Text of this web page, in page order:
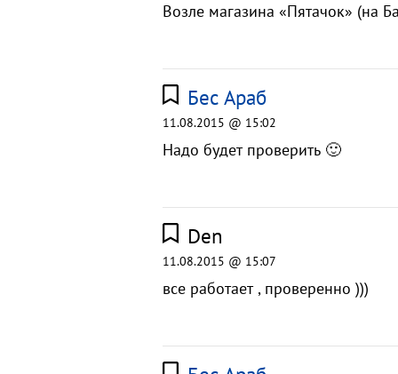
Возле магазина «Пятачок» (на
Бес Араб
11.08.2015 @ 15:02
Надо будет проверить 🙂
Den
11.08.2015 @ 15:07
все работает , проверенно )))